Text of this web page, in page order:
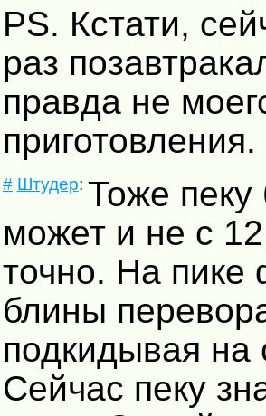
PS. Кстати,
раз
правда не
приготовления.
# Штудер: Тоже
может и не с
точно. На
блины
подкидывая на
Сейчас пеку